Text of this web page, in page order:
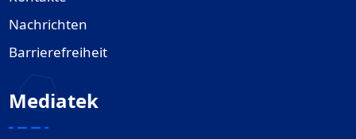
Nachrichten
Barrierefreiheit
Mediatek